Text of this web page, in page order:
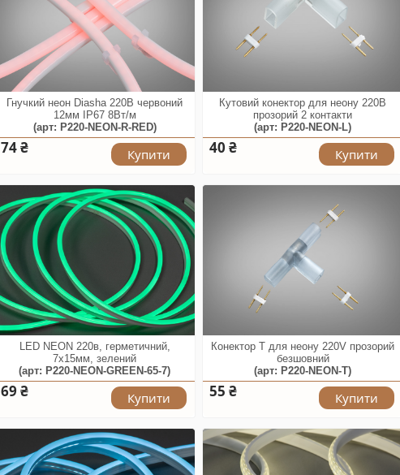
Гнучкий неон Diasha 220В червоний
12мм IP67 8Вт/м
(арт: P220-NEON-R-RED)
74 ₴ Купити
Кутовий конектор для неону 220В
прозорий 2 контакти
(арт: P220-NEON-L)
40 ₴ Купити
LED NEON 220в, герметичний,
7x15мм, зелений
(арт: P220-NEON-GREEN-65-7)
69 ₴ Купити
Конектор T для неону 220V прозорий
безшовний
(арт: P220-NEON-T)
55 ₴ Купити